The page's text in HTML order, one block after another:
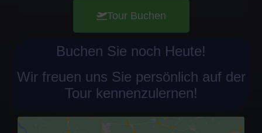
Tour Buchen
Buchen Sie noch Heute!
Wir freuen uns Sie persönlich auf der
Tour kennenzulernen!